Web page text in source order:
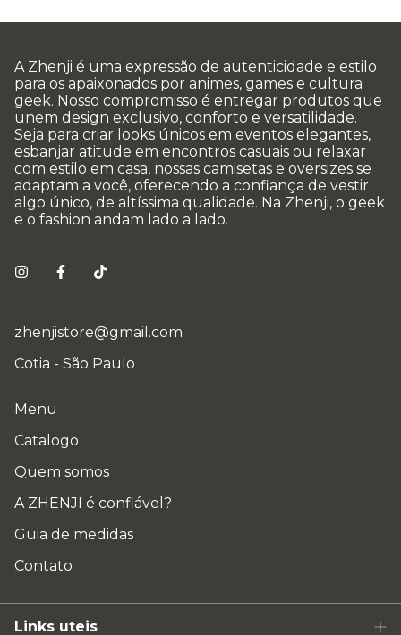
A Zhenji é uma expressão de autenticidade e estilo
para os apaixonados por animes, games e cultura
geek. Nosso compromisso é entregar produtos que
unem design exclusivo, conforto e versatilidade.
Seja para criar looks únicos em eventos elegantes,
esbanjar atitude em encontros casuais ou relaxar
com estilo em casa, nossas camisetas e oversizes se
adaptam a você, oferecendo a confiança de vestir
algo único, de altíssima qualidade. Na Zhenji, o geek
e o fashion andam lado a lado.
zhenjistore@gmail.com
Cotia - São Paulo
Menu
Catalogo
Quem somos
A ZHENJI é confiável?
Guia de medidas
Contato
Links uteis